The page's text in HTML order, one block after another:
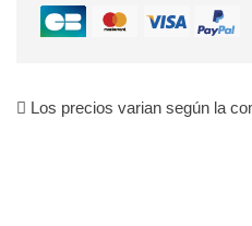
Los precios varian según la